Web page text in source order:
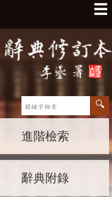
☰
進階檢索
辭典附錄